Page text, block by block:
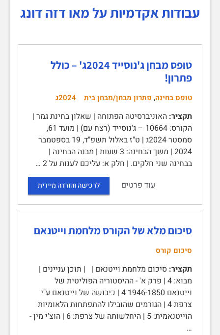
עבודות אקדמיות על מאו דזה דונג
טופס מבחן ג'נוסייד 2024ג' – כולל
פתרון!
טופס בחינה, פתרון מבחן/מבחן בית 2024ג
תקציר: האוניברסיטה הפתוחה | שאלון בחינת גמר |
הקורס: 10664 – ג'נוסייד (רצח עם) | מועד 61,
סמסטר 2024ג | ט"ז באלול תשפ"ד, 19 בספטמבר
2024 | משך הבחינה: 3 שעות | מבנה הבחינה |
בבחינה שני חלקים. | חלק א: עליכם לענות על 2 …
עוד פרטים
לרכישה והורדה מיידית
סיכום מלא של הקורס מלחמת וייטנאם
סיכום קורס
תקציר: סיכום מלחמת וייטנאם | | תוכן עניינים |
מבוא: 4 | פרק א' - ההיסטוריה הפוליטית של
וייטנאם 1946-1850 4 | כיבושה של וייטנאם ע"י
צרפת 4 | הגורמים שהובילו להתפתחות הלאומיות
הוייטנאמית: 5 | היחלשותה של צרפת: 6 | הוצ'י מין -
…